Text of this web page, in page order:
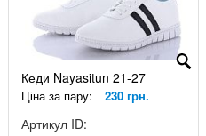
Кеди Nayasitun 21-27
Ціна за пару: 230 грн.
Артикул ID: